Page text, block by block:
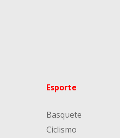
Esporte
Basquete
Ciclismo